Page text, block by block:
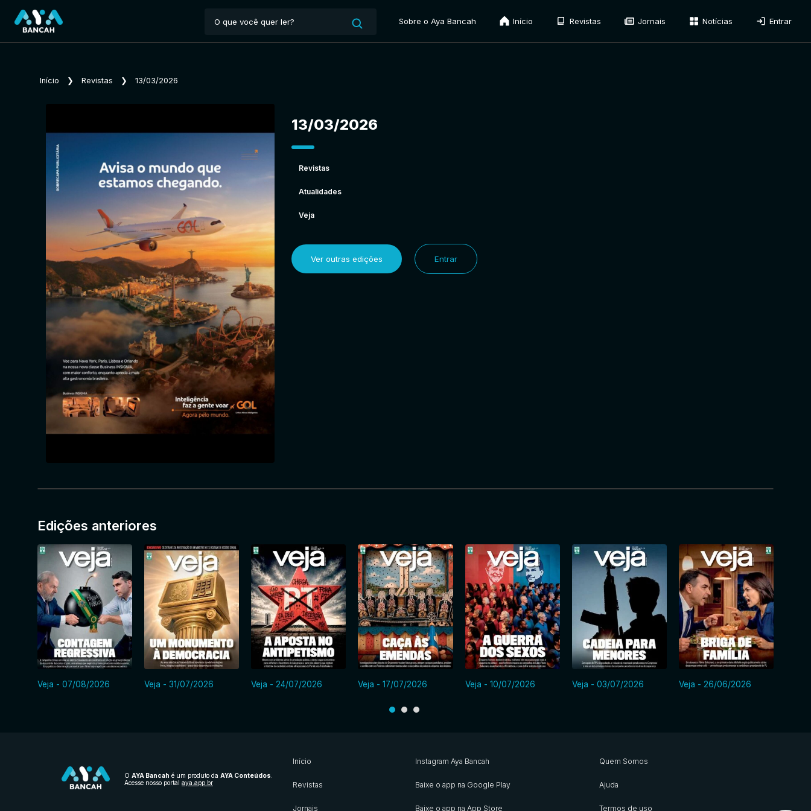
Sobre o Aya Bancah Início Revistas Jornais Notícias Entrar
Início ❯ Revistas ❯ 13/03/2026
13/03/2026
Revistas
Atualidades
Veja
Ver outras edições Entrar
Edições anteriores
Veja - 07/08/2026 Veja - 31/07/2026 Veja - 24/07/2026 Veja - 17/07/2026 Veja - 10/07/2026 Veja - 03/07/2026 Veja - 26/06/2026
O AYA Bancah é um produto da AYA Conteúdos
Acesse nosso portal aya.app.br
Início
Revistas
Jornais
Instagram Aya Bancah
Baixe o app na Google Play
Baixe o app na App Store
Quem Somos
Ajuda
Termos de uso